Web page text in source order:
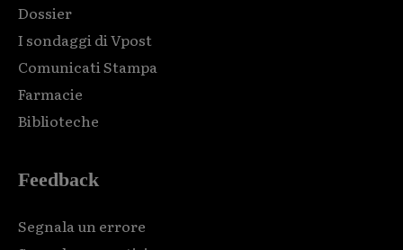
Dossier
I sondaggi di Vpost
Comunicati Stampa
Farmacie
Biblioteche
Feedback
Segnala un errore